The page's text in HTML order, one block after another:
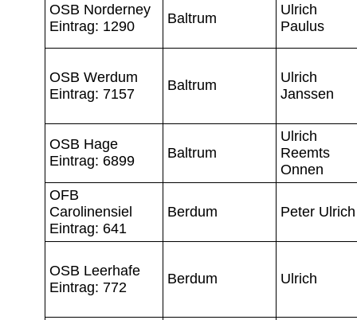
OSB Norderney
Eintrag: 1290
Baltrum
Ulrich
Paulus
OSB Werdum
Eintrag: 7157
Baltrum
Ulrich
Janssen
OSB Hage
Eintrag: 6899
Baltrum
Ulrich
Reemts
Onnen
OFB
Carolinensiel
Eintrag: 641
Berdum Peter Ulrich
OSB Leerhafe
Eintrag: 772
Berdum Ulrich